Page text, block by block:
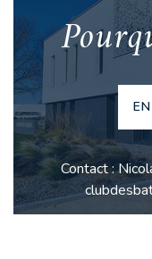
Contact :